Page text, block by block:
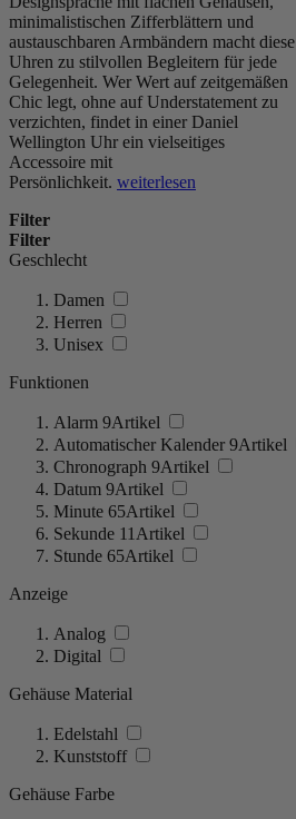
minimalistischen Zifferblättern und
austauschbaren Armbändern macht diese
Uhren zu stilvollen Begleitern für jede
Gelegenheit. Wer Wert auf zeitgemäßen
Chic legt, ohne auf Understatement zu
verzichten, findet in einer Daniel
Wellington Uhr ein vielseitiges
Accessoire mit
Persönlichkeit. weiterlesen
Filter
Filter
Geschlecht
Damen
Herren
Unisex
Funktionen
Alarm 9Artikel
Automatischer Kalender 9Artikel
Chronograph 9Artikel
Datum 9Artikel
Minute 65Artikel
Sekunde 11 Artikel
Stunde 65Artikel
Anzeige
Analog
Digital
Gehäuse Material
Edelstahl
Kunststoff
Gehäuse Farbe